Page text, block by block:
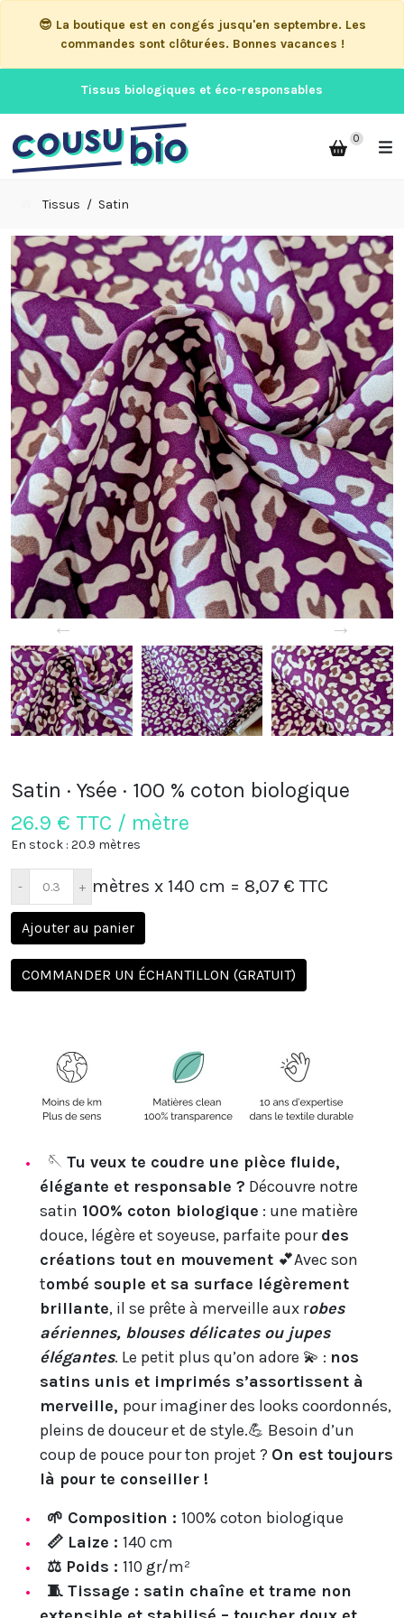
😎 La boutique est en congés jusqu'en septembre. Les
commandes sont clôturées. Bonnes vacances !
Tissus biologiques et éco-responsables
0
Tissus Satin
← →
Satin · Ysée · 100 % coton biologique
26.9 € TTC / mètre
En stock : 20.9 mètres
mètres x 140 cm = 8,07 € TTC
Ajouter au panier
COMMANDER UN ÉCHANTILLON (GRATUIT)
🪡 Tu veux te coudre une pièce fluide,
élégante et responsable ? Découvre notre
satin 100% coton biologique : une matière
douce, légère et soyeuse, parfaite pourdes
créations tout en mouvement 💕Avec son
tombé souple et sa surface légèrement
brillante, il se prête à merveille aux robes
aériennes, blouses délicates ou jupes
élégantes. Le petit plus qu’on adore 💫 : nos
satins unis et imprimés s’assortissent à
merveille, pour imaginer des looks coordonnés,
pleins de douceur et de style.💪 Besoin d’un
coup de pouce pour ton projet ? On est toujours
là pour te conseiller !
🌱 Composition : 100% coton biologique
📏 Laize : 140 cm
⚖️ Poids : 110 gr/m²
🧵 Tissage : satin chaîne et trame non